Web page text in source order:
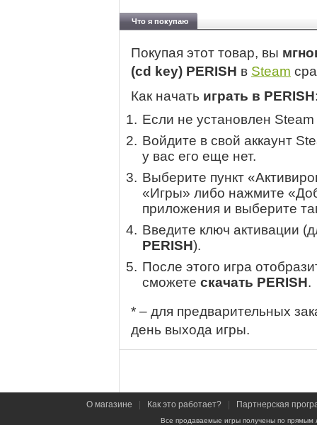
Что я покупаю
Покупая этот товар, вы
(cd key) PERISH в Steam
Как начать играть в PERISH
Если не установлен
Войдите в свой аккаунт
у вас его еще нет.
Выберите пункт
«Игры» либо нажмите
приложения и выберите
Введите ключ активации
PERISH).
После этого игра
сможете скачать PERISH.
* – для предварительных
день выхода игры.
О магазине Как это работает? Партнерская
Все продаваемые игры получены по